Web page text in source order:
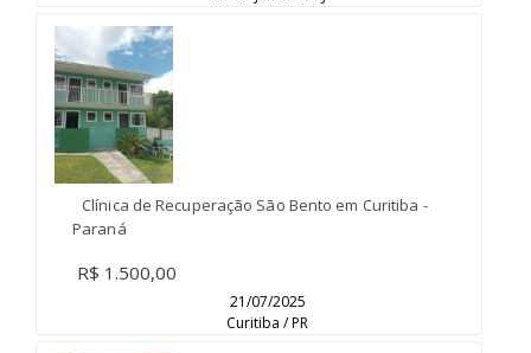
Clínica de Recuperação São Bento em Curitiba -
Paraná
R$ 1.500,00
21/07/2025
Curitiba / PR